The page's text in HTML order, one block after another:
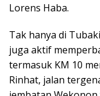
Lorens Haba.
Tak hanya di
juga aktif
termasuk KM 10
Rinhat, jalan